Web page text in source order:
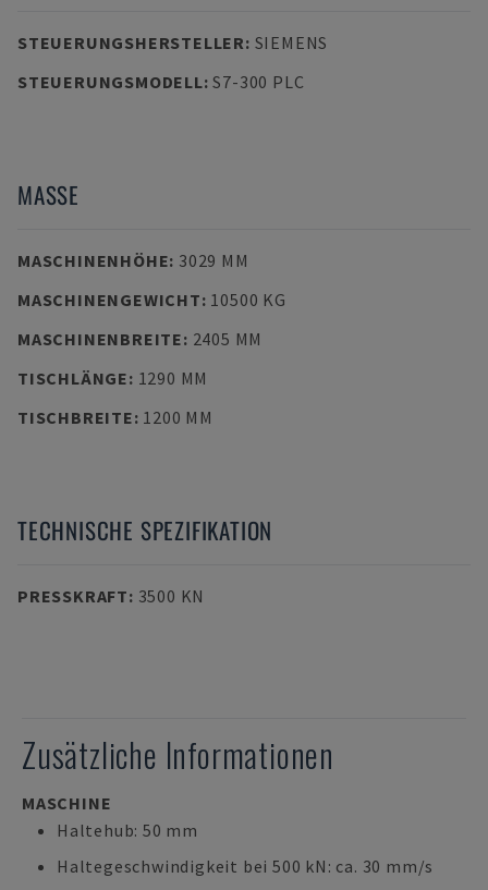
STEUERUNGSHERSTELLER: SIEMENS
STEUERUNGSMODELL:S7-300 PLC
MASSE
MASCHINENHÖHE: 3029 MM
MASCHINENGEWICHT: 10500 KG
MASCHINENBREITE: 2405 MM
TISCHLÄNGE: 1290 MM
TISCHBREITE: 1200 MM
TECHNISCHE SPEZIFIKATION
PRESSKRAFT: 3500 KN
Zusätzliche Informationen
MASCHINE
Haltehub: 50 mm
Haltegeschwindigkeit bei 500 kN: ca. 30 mm/s